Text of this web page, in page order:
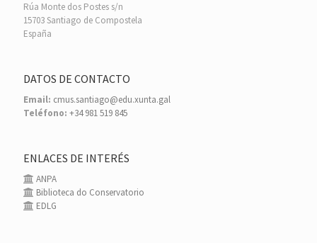
Rúa Monte dos Postes s/n
15703 Santiago de Compostela
España
DATOS DE CONTACTO
Email: cmus.santiago@edu.xunta.gal
Teléfono: +34 981 519 845
ENLACES DE INTERÉS
ANPA
Biblioteca do Conservatorio
EDLG